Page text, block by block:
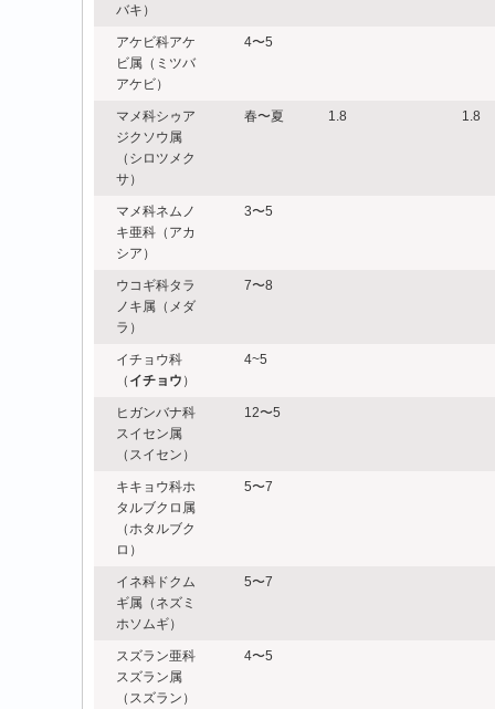
バキ）
アケビ科アケ
ビ属（ミツバ
アケビ）
4〜5
マメ科シゥア
ジクソウ属
（シロツメク
サ）
春〜夏 1.8 1.8
マメ科ネムノ
キ亜科（アカ
シア）
3〜5
ウコギ科タラ
ノキ属（メダ
ラ）
7〜8
イチョウ科
（ イチョウ ）
4~5
ヒガンバナ科
スイセン属
（スイセン）
12〜5
キキョウ科ホ
タルブクロ属
（ホタルブク
ロ）
5〜7
イネ科ドクム
ギ属（ネズミ
ホソムギ）
5〜7
スズラン亜科
スズラン属
（スズラン）
4〜5